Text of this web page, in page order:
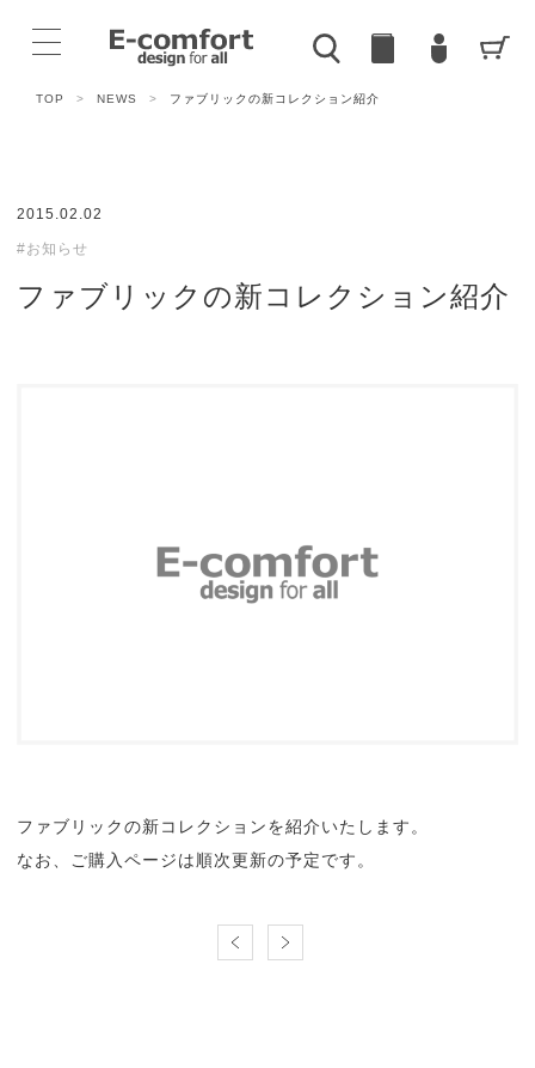
TOP > NEWS > ファブリックの新コレクション紹介
2015.02.02
#お知らせ
ファブリックの新コレクション紹介
ファブリックの新コレクションを紹介いたします。
なお、ご購入ページは順次更新の予定です。